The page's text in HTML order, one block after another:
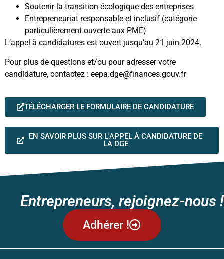
Soutenir la transition écologique des entreprises
Entrepreneuriat responsable et inclusif (catégorie
particulièrement ouverte aux PME)
L’appel à candidatures est ouvert jusqu’au 21 juin 2024.
Pour plus de questions et/ou pour adresser votre
candidature, contactez : eepa.dge@finances.gouv.fr
TÉLÉCHARGER LE FORMULAIRE DE CANDIDATURE
EN SAVOIR PLUS SUR L'APPEL À CANDIDATURE DE
LA DGE
Entrepreneurs, rejoignez-nous !
Adhérer !